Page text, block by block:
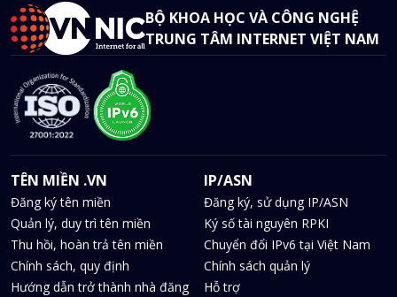
BỘ KHOA HỌC VÀ CÔNG NGHỆ
TRUNG TÂM INTERNET VIỆT NAM
TÊN MIỀN .VN
Đăng ký tên miền
Quản lý, duy trì tên miền
Thu hồi, hoàn trả tên miền
Chính sách, quy định
Hướng dẫn trở thành nhà đăng
IP/ASN
Đăng ký, sử dụng IP/ASN
Ký số tài nguyên RPKI
Chuyển đổi IPv6 tại Việt Nam
Chính sách quản lý
Hỗ trợ